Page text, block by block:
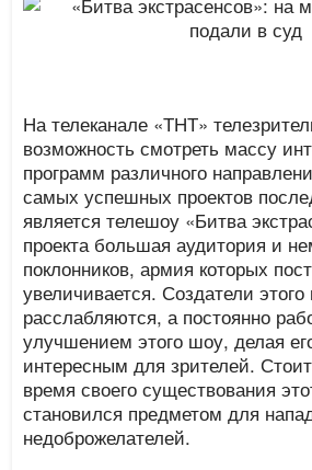
На телеканале «ТНТ»
возможность смотреть массу
программ различного
самых успешных проектов
является телешоу «Битва
проекта большая аудитория и
поклонников, армия которых
увеличивается. Создатели
расслабляются, а постоянно
улучшением этого шоу, делая
интересным для зрителей.
время своего существования
становился предметом для
недоброжелателей.